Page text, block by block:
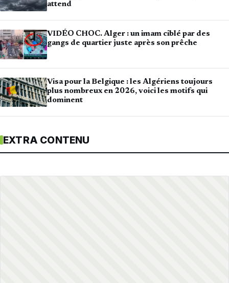
attend
VIDÉO CHOC. Alger : un imam ciblé par des
gangs de quartier juste après son prêche
Visa pour la Belgique : les Algériens toujours
plus nombreux en 2026, voici les motifs qui
dominent
EXTRA CONTENU